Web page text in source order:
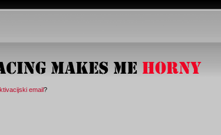
email?